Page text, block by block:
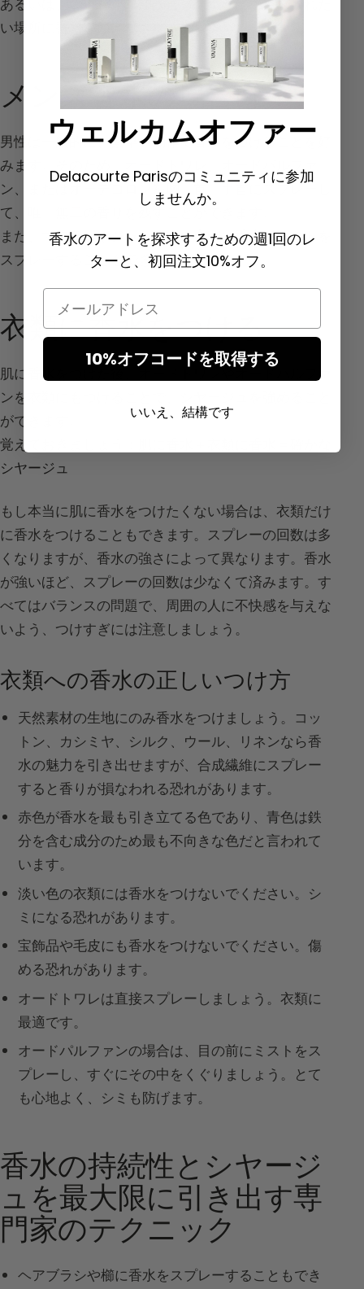
あるいは、Coco Chanel が言ったように「キスされた
い場所に香水をつけなさい」。
メンズ香水の場合は？
男性は一般的に、素早い動作で香水をつけることを好
みます。そのため、オードトワレ、オードパルファ
ン、または
オーデコロン
を胸、首、手首にスプレーし
て、唯一無二の香りを残すことができます。
また、マフラーやジャケットの内側に香水のミストを
スプレーすることもできます。
衣類に香水をつける
肌に香水をつけた後、オードトワレやオードパルファ
ンを衣類にもつけることで、
ができます。
覚えておきましょう：
シヤージュ
もし本当に肌に香水をつけたくない場合は、衣類だけ
に香水をつけることもできます。スプレーの回数は多
くなりますが、香水の強さによって異なります。香水
が強いほど、スプレーの回数は少なくて済みます。す
べてはバランスの問題で、周囲の人に不快感を与えな
いよう、つけすぎには注意しましょう。
衣類への香水の正しいつけ方
天然素材の生地にのみ香水をつけましょう。コッ
トン、カシミヤ、シルク、ウール、リネンなら香
水の魅力を引き出せますが、合成繊維にスプレー
すると香りが損なわれる恐れがあります。
赤色が香水を最も引き立てる色であり、青色は鉄
分を含む成分のため最も不向きな色だと言われて
います。
淡い色の衣類には香水をつけないでください。シ
ミになる恐れがあります。
宝飾品や毛皮にも香水をつけないでください。傷
める恐れがあります。
オードトワレは直接スプレーしましょう。衣類に
最適です。
オードパルファンの場合は、目の前にミストをス
プレーし、すぐにその中をくぐりましょう。とて
も心地よく、シミも防げます。
香水の持続性とシヤージ
ュを最大限に引き出す専
門家のテクニック
ヘアブラシや櫛に香水をスプレーすることもでき
ウェルカムオファー
Delacourte Parisのコミュニティに参加
しませんか。
香水のアートを探求するための週1回のレ
ターと、初回注文10%オフ。
Email
10%オフコードを取得する
いいえ、結構です